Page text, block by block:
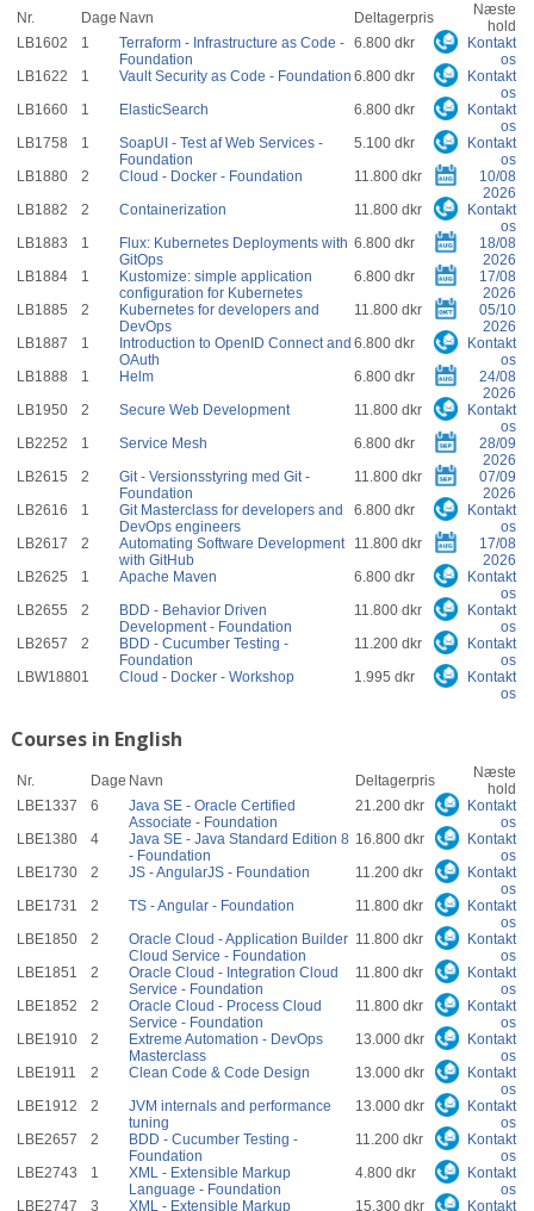
Nr. Dage Navn Deltagerpris
Næste
hold
LB1602
1
Terraform - Infrastructure as Code -
Foundation
6.800 dkr
Kontakt
os
LB1622
1 Vault Security as Code - Foundation 6.800 dkr
Kontakt
os
LB1660
1 ElasticSearch 6.800 dkr
Kontakt
os
LB1758
1
SoapUI - Test af Web Services -
Foundation
5.100 dkr
Kontakt
os
LB1880
2 Cloud - Docker - Foundation 11.800 dkr
10/08
2026
LB1882
2 Containerization 11.800 dkr
Kontakt
os
LB1883
1
Flux: Kubernetes Deployments with
GitOps
6.800 dkr
18/08
2026
LB1884
1
Kustomize: simple application
configuration for Kubernetes
6.800 dkr
17/08
2026
LB1885
2
Kubernetes for developers and
DevOps
11.800 dkr
05/10
2026
LB1887
1
Introduction to OpenID Connect and
OAuth
6.800 dkr
Kontakt
os
LB1888
1 Helm 6.800 dkr
24/08
2026
LB1950
2 Secure Web Development 11.800 dkr
Kontakt
os
LB2252
1 Service Mesh 6.800 dkr
28/09
2026
LB2615
2
Git - Versionsstyring med Git -
Foundation
11.800 dkr
07/09
2026
LB2616
1
Git Masterclass for developers and
DevOps engineers
6.800 dkr
Kontakt
os
LB2617
2
Automating Software Development
with GitHub
11.800 dkr
17/08
2026
LB2625
1 Apache Maven 6.800 dkr
Kontakt
os
LB2655
2
BDD - Behavior Driven
Development - Foundation
11.800 dkr
Kontakt
os
LB2657
2
BDD - Cucumber Testing -
Foundation
11.200 dkr
Kontakt
os
LBW18801 Cloud - Docker - Workshop 1.995 dkr
Kontakt
os
Courses in English
Nr. Dage Navn Deltagerpris
Næste
hold
LBE1337
6
Java SE - Oracle Certified
Associate - Foundation
21.200 dkr
Kontakt
os
LBE1380
4
Java SE - Java Standard Edition 8
- Foundation
16.800 dkr
Kontakt
os
LBE1730
2 JS - AngularJS - Foundation 11.200 dkr
Kontakt
os
LBE1731
2 TS - Angular - Foundation 11.800 dkr
Kontakt
os
LBE1850
2
Oracle Cloud - Application Builder
Cloud Service - Foundation
11.800 dkr
Kontakt
os
LBE1851
2
Oracle Cloud - Integration Cloud
Service - Foundation
11.800 dkr
Kontakt
os
LBE1852
2
Oracle Cloud - Process Cloud
Service - Foundation
11.800 dkr
Kontakt
os
LBE1910
2
Extreme Automation - DevOps
Masterclass
13.000 dkr
Kontakt
os
LBE1911
2 Clean Code & Code Design 13.000 dkr
Kontakt
os
LBE1912
2
JVM internals and performance
tuning
13.000 dkr
Kontakt
os
LBE2657
2
BDD - Cucumber Testing -
Foundation
11.200 dkr
Kontakt
os
LBE2743
1
XML - Extensible Markup
Language - Foundation
4.800 dkr
Kontakt
os
LBE2747
3
XML - Extensible Markup
15.300 dkr
Kontakt